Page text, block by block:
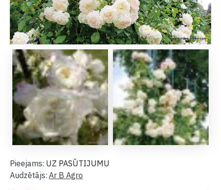
Pieejams: UZ PASŪTIJUMU
Audzētājs: Ar B Agro